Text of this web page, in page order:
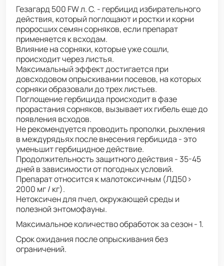
Гезагард 500 FW л. С. - гербицид избирательного
действия, который поглощают и ростки и корни
проросших семян сорняков, если препарат
применяется к всходам.
Влияние на сорняки, которые уже сошли,
происходит через листья.
Максимальный эффект достигается при
довсходовом опрыскивании посевов, на которых
сорняки образовали до трех листьев.
Поглощение гербицида происходит в фазе
прорастания сорняков, вызывает их гибель еще до
появления всходов.
Не рекомендуется проводить прополки, рыхления
в междурядьях после внесения гербицида - это
уменьшит гербицидное действие.
Продолжительность защитного действия - 35-45
дней в зависимости от погодных условий.
Препарат относится к малотоксичным (ЛД50>
2000 мг / кг).
Нетоксичен для пчел, окружающей среды и
полезной энтомофауны.
Максимальное количество обработок за сезон - 1.
Срок ожидания после опрыскивания без
ограничений.